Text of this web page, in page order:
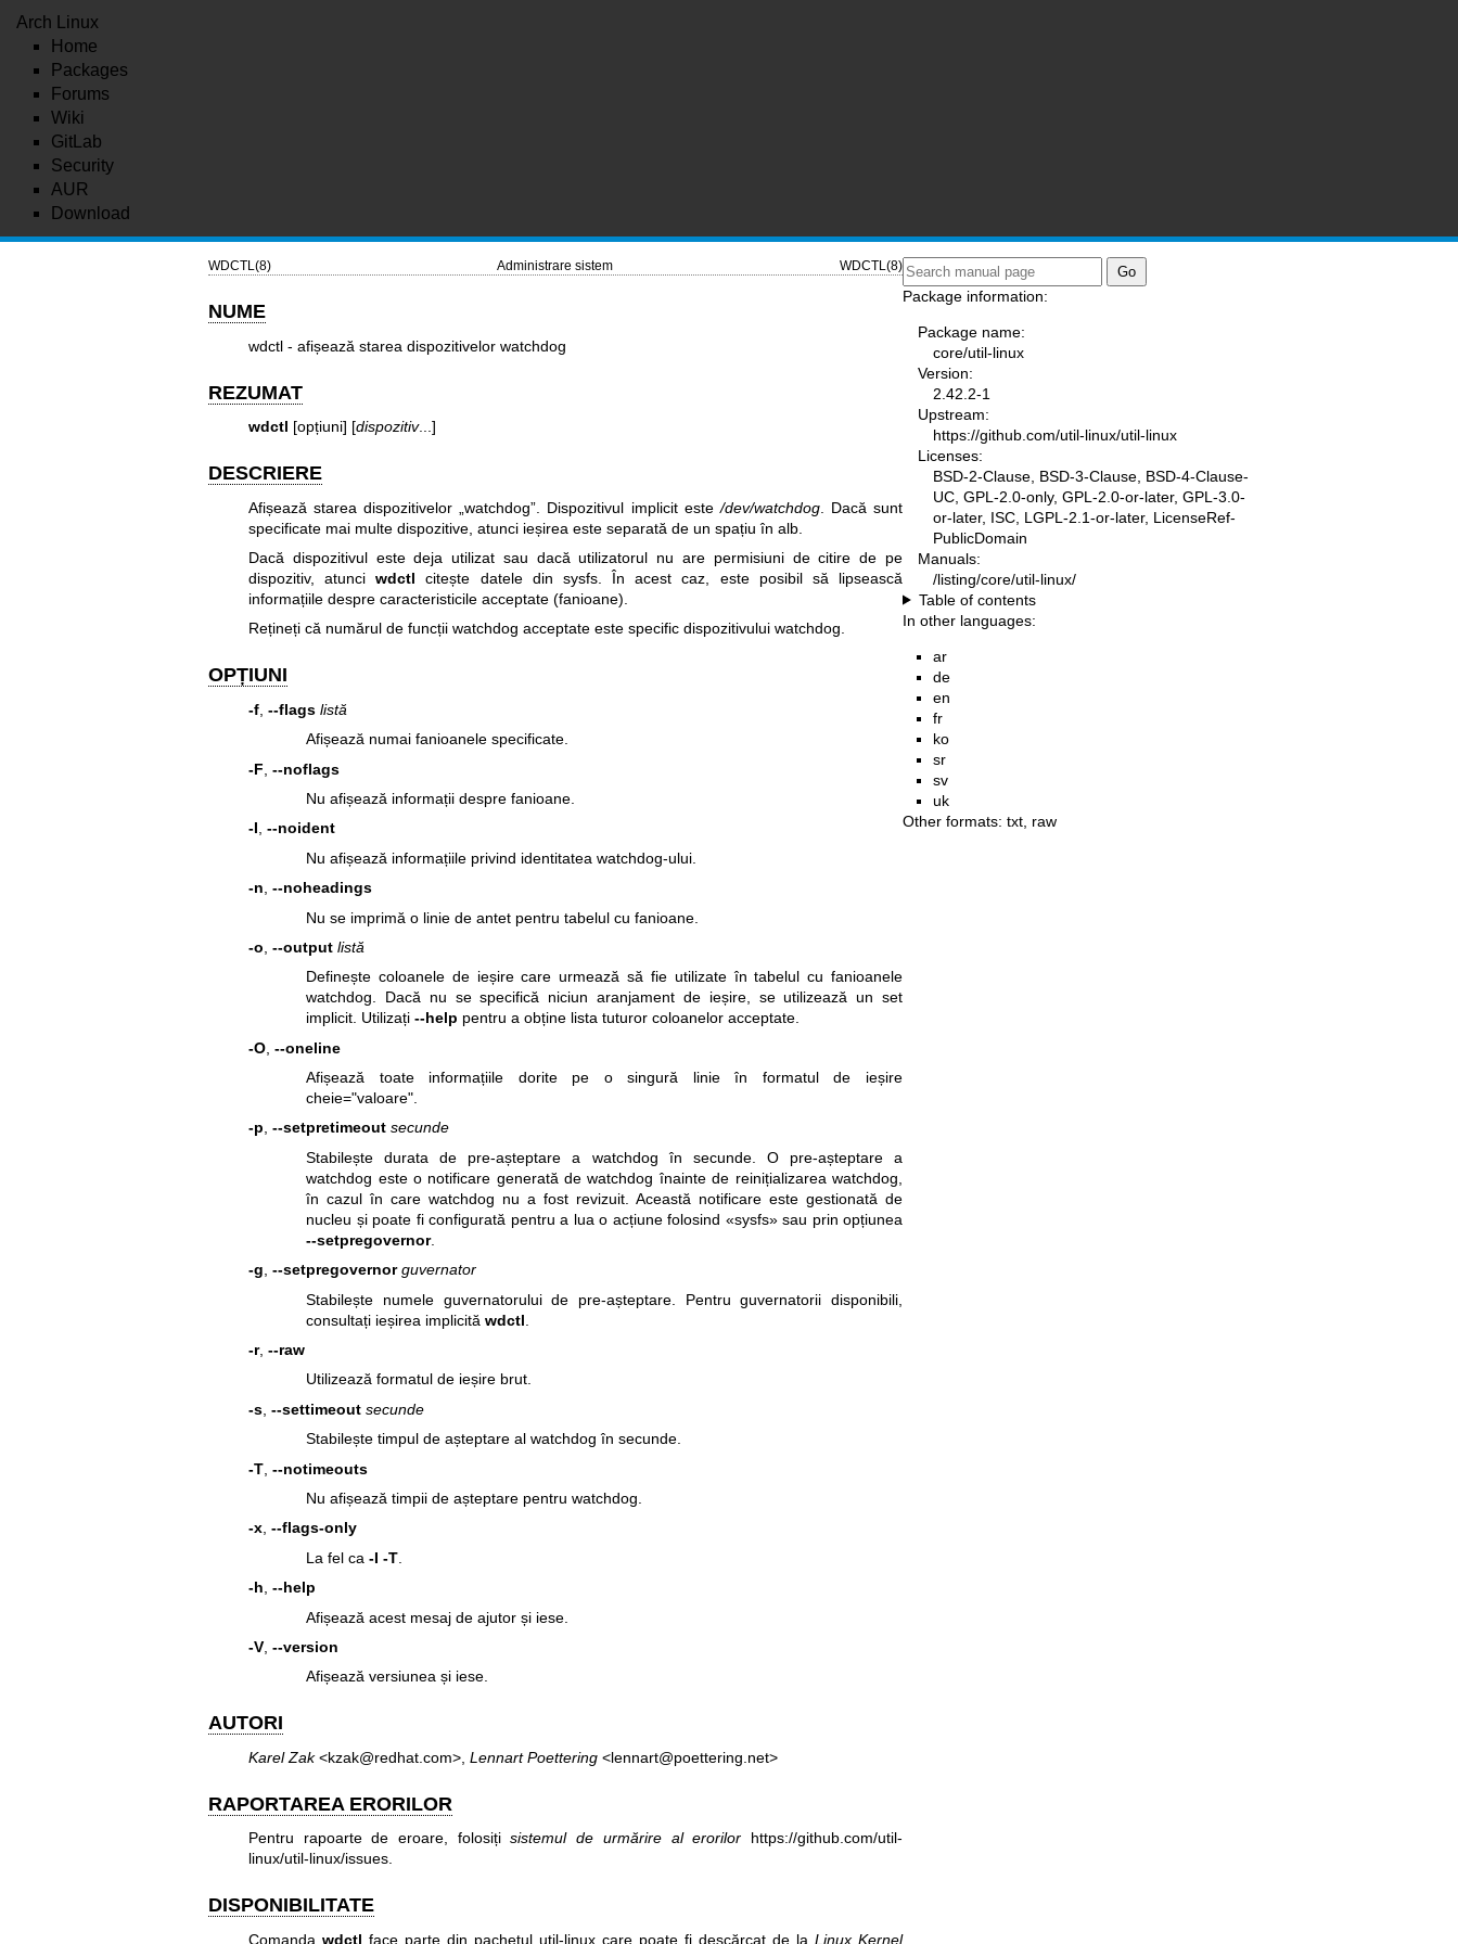
Arch Linux
Home
Packages
Forums
Wiki
GitLab
Security
AUR
Download
WDCTL(8) Administrare sistem WDCTL(8)
NUME
wdctl - afișează starea dispozitivelor watchdog
REZUMAT
wdctl [opțiuni] [dispozitiv...]
DESCRIERE
Afișează starea dispozitivelor „watchdog”. Dispozitivul implicit este/dev/watchdog. Dacă sunt
specificate mai multe dispozitive, atunci ieșirea este separată de un spațiu în alb.
Dacă dispozitivul este deja utilizat sau dacă utilizatorul nu are permisiuni de citire de pe
dispozitiv, atunciwdctl citește datele din sysfs. În acest caz, este posibil să lipsească
informațiile despre caracteristicile acceptate (fanioane).
Rețineți că numărul de funcții watchdog acceptate este specific dispozitivului watchdog.
OPȚIUNI
-f, --flags listă
Afișează numai fanioanele specificate.
-F --noflags
Nu afișează informații despre fanioane.
-I, --noident
Nu afișează informațiile privind identitatea watchdog-ului.
-n --noheadings
Nu se imprimă o linie de antet pentru tabelul cu fanioane.
-o --output listă
Definește coloanele de ieșire care urmează să fie utilizate în tabelul cu fanioanele
watchdog. Dacă nu se specifică niciun aranjament de ieșire, se utilizează un set
implicit. Utilizați--help pentru a obține lista tuturor coloanelor acceptate.
-O, --oneline
Afișează toate informațiile dorite pe o singură linie în formatul de ieșire
cheie="valoare".
-p, --setpretimeout secunde
Stabilește durata de pre-așteptare a watchdog în secunde. O pre-așteptare a
watchdog este o notificare generată de watchdog înainte de reinițializarea watchdog,
în cazul în care watchdog nu a fost revizuit. Această notificare este gestionată de
nucleu și poate fi configurată pentru a lua o acțiune folosind «sysfs» sau prin opțiunea
--setpregovernor.
-g, --setpregovernor guvernator
Stabilește numele guvernatorului de pre-așteptare. Pentru guvernatorii disponibili,
consultați ieșirea implicităwdctl
-r, --raw
Utilizează formatul de ieșire brut.
-s, --settimeout secunde
Stabilește timpul de așteptare al watchdog în secunde.
-T, --notimeouts
Nu afișează timpii de așteptare pentru watchdog.
-x, --flags-only
La fel ca-I -T
-h --help
Afișează acest mesaj de ajutor și iese.
-V, --version
Afișează versiunea și iese.
AUTORI
Karel Zak<kzak@redhat.com>, Lennart Poettering<lennart@poettering.net>
RAPORTAREA ERORILOR
Pentru rapoarte de eroare, folosițisistemul de urmărire al erorilor
https://github.com/util-
linux/util-linux/issues.
DISPONIBILITATE
Comanda wdctl face parte din pachetul util-linux care poate fi descărcat de laLinux Kernel
Package information:
Package name:
core/util-linux
Version:
2.42.2-1
Upstream:
https://github.com/util-linux/util-linux
Licenses:
BSD-2-Clause, BSD-3-Clause, BSD-4-Clause-
UC, GPL-2.0-only, GPL-2.0-or-later, GPL-3.0-
or-later, ISC, LGPL-2.1-or-later, LicenseRef-
PublicDomain
Manuals:
/listing/core/util-linux/
Table of contents
In other languages:
ar
de
en
fr
ko
sr
sv
uk
Other formats: txt raw